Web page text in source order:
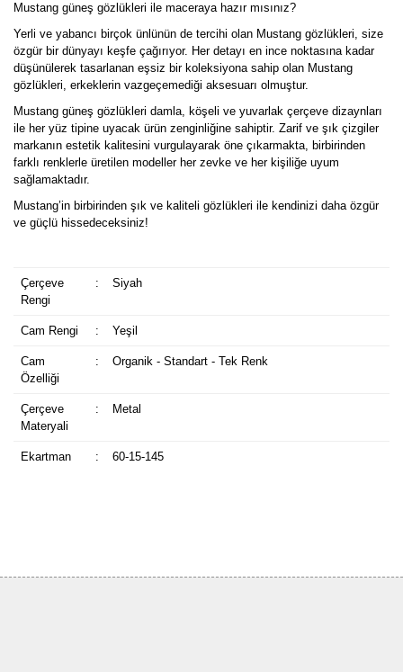
Mustang güneş gözlükleri ile maceraya hazır mısınız?
Yerli ve yabancı birçok ünlünün de tercihi olan Mustang gözlükleri, size
özgür bir dünyayı keşfe çağırıyor. Her detayı en ince noktasına kadar
düşünülerek tasarlanan eşsiz bir koleksiyona sahip olan Mustang
gözlükleri, erkeklerin vazgeçemediği aksesuarı olmuştur.
Mustang güneş gözlükleri damla, köşeli ve yuvarlak çerçeve dizaynları
ile her yüz tipine uyacak ürün zenginliğine sahiptir. Zarif ve şık çizgiler
markanın estetik kalitesini vurgulayarak öne çıkarmakta, birbirinden
farklı renklerle üretilen modeller her zevke ve her kişiliğe uyum
sağlamaktadır.
Mustang’in birbirinden şık ve kaliteli gözlükleri ile kendinizi daha özgür
ve güçlü hissedeceksiniz!
Çerçeve
Rengi
: Siyah
Cam Rengi : Yeşil
Cam
Özelliği
: Organik - Standart - Tek Renk
Çerçeve
Materyali
: Metal
Ekartman : 60-15-145